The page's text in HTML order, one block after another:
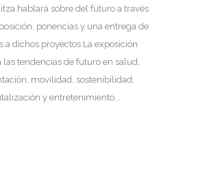
hablará sobre del futuro a través
ponencias y una entrega de
proyectos La exposición
las tendencias de futuro en salud,
movilidad, sostenibilidad,
y entretenimiento...